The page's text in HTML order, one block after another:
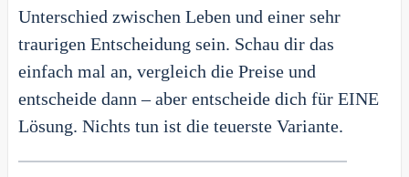
Unterschied zwischen Leben und einer sehr
traurigen Entscheidung sein. Schau dir das
einfach mal an, vergleich die Preise und
entscheide dann – aber entscheide dich für EINE
Lösung. Nichts tun ist die teuerste Variante.